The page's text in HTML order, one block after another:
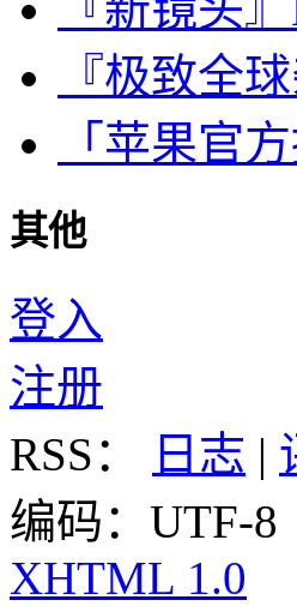
『极致全
「苹果官
其他
登入
注册
RSS：
日志 |
编码：UTF-8
XHTML 1.0